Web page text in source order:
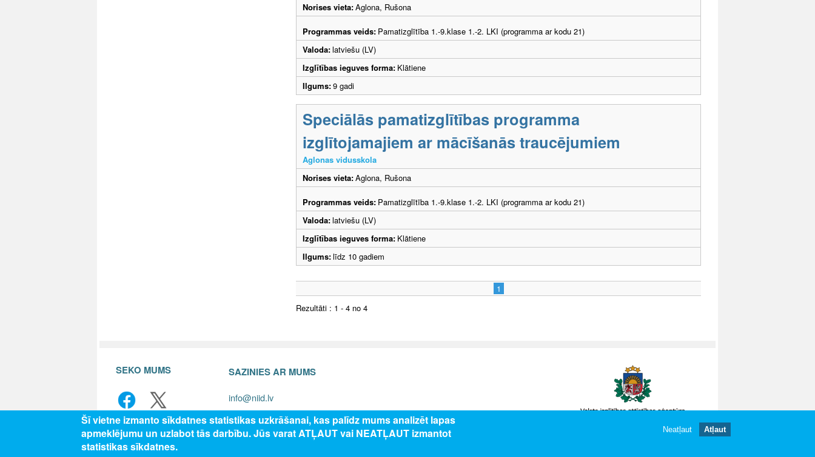
Norises vieta:Aglona, Rušona
Programmas veids: Pamatizglītība 1.-9.klase 1.-2. LKI (programma ar kodu 21)
Valoda:latviešu (LV)
Izglītības ieguves forma: Klātiene
Ilgums:9 gadi
Speciālās pamatizglītības programma
izglītojamajiem ar mācīšanās traucējumiem
Aglonas vidusskola
Norises vieta:Aglona, Rušona
Programmas veids: Pamatizglītība 1.-9.klase 1.-2. LKI (programma ar kodu 21)
Valoda:latviešu (LV)
Izglītības ieguves forma: Klātiene
Ilgums:līdz 10 gadiem
1
Rezultāti : 1 - 4 no 4
SEKO MUMS SAZINIES AR MUMS
info@niid.lv
Šī vietne izmanto sīkdatnes statistikas uzkrāšanai, kas palīdz mums analizēt lapas
apmeklējumu un uzlabot tās darbību. Jūs varat ATĻAUT vai NEATĻAUT izmantot
statistikas sīkdatnes.
Neatļaut Atļaut